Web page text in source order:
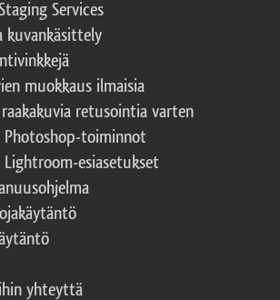
Services
kuvankäsittely
muokkaus ilmaisia
raakakuvia retusointia varten
Photoshop-toiminnot
Lightroom-esiasetukset
yhteyttä